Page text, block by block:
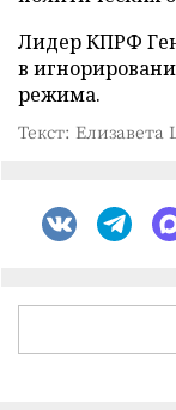
Лидер КПРФ
в
режима.
Текст: